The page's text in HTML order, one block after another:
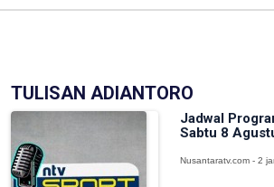
TULISAN ADIANTORO
Jadwal
Sabtu 8
Nusantaratv.com - 2